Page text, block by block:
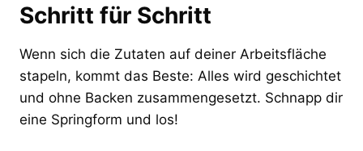
Schritt für Schritt
Wenn sich die Zutaten auf deiner Arbeitsfläche
stapeln, kommt das Beste: Alles wird geschichtet
und ohne Backen zusammengesetzt. Schnapp dir
eine Springform und los!